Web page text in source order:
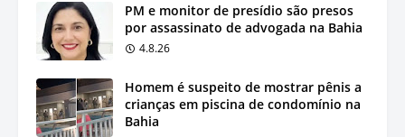
PM e monitor de presídio são presos
por assassinato de advogada na Bahia
4.8.26
Homem é suspeito de mostrar pênis a
crianças em piscina de condomínio na
Bahia